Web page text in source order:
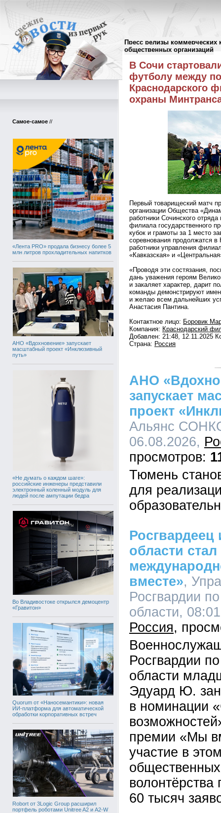
Пресс релизы коммерческих
общественных организаций
Самое-самое //
«Лента PRO» продала бизнесу более 5
млн литров прохладительных напитков
АНО «Вдохновение» запускает
масштабный проект «Инклюзивный
путь»
«Не думать о каждом шаге»:
российские инженеры представили
электронный коленный модуль для
людей после ампутации бедра
Во Владивостоке открылся демоцентр
«Гравитон»
Quorum от «Наносемантики»: новая
ИИ-платформа для автоматической
обработки корпоративных встреч
Robort от 3Logic Group расширил
портфель роботами Unitree A2 и A2-W
Пресс-релизы//
В Сочи
футболу между
Краснодарского
охраны
Первый товарищеский матч
организации Общества
работники Сочинского
филиала государственного
кубок и грамоты за 1 место
соревнования продолжатся в
работники управления
«Кавказская» и
«Проводя эти состязания,
дань уважения героям
и закаляет характер, дарит
команды демонстрируют
и желаю всем дальнейших
Анастасия Пантина.
Контактное лицо: Боровик
Компания: Краснодарский
Добавлен: 21:48, 12.11.2025
Страна: Россия
АНО
запускает
проект
Альянс
06.08.2026,
Тюмень
для
Росгвардеец
области
вместе»,
Росгвардии
области,
Россия
Росгвардии
области
Эдуард Ю.
в номинации
премии «Мы
участие в
60 тысяч